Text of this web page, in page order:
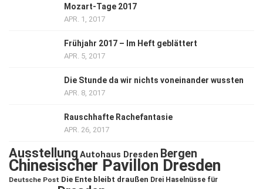
Mozart-Tage 2017
APR. 1, 2017
Frühjahr 2017 – Im Heft geblättert
APR. 5, 2017
Die Stunde da wir nichts voneinander wussten
APR. 8, 2017
Rauschhafte Rachefantasie
APR. 26, 2017
Ausstellung Autohaus Dresden Bergen
Chinesischer Pavillon Dresden
Deutsche Post Die Ente bleibt draußen Drei Haselnüsse für